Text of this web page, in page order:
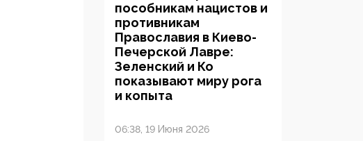
пособникам нацистов и
противникам
Православия в Киево-
Печерской Лавре:
Зеленский и Ко
показывают миру рога
и копыта
06:38, 19 Июня 2026